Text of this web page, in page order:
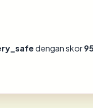
dengan skor